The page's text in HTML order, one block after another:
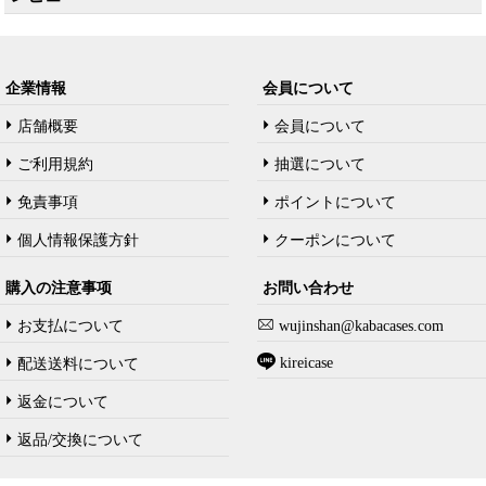
企業情報
店舗概要
ご利用規約
免責事項
個人情報保護方針
会員について
会員について
抽選について
ポイントについて
クーポンについて
購入の注意事项
お支払について
配送送料について
返金について
返品/交換について
お問い合わせ
wujinshan@kabacases.com
kireicase